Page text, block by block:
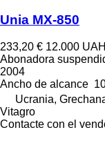
Unia MX-850
233,20 € 12.000 UAH
Abonadora
2004
Ancho de alcance
Ucrania,
Vitagro
Contacte con el